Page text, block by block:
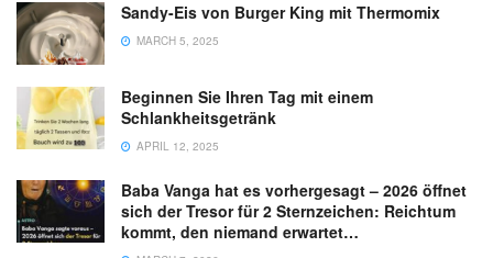
Sandy-Eis von Burger King mit Thermomix
MARCH 5, 2025
Beginnen Sie Ihren Tag mit einem
Schlankheitsgetränk
APRIL 12, 2025
Baba Vanga hat es vorhergesagt – 2026 öffnet
sich der Tresor für 2 Sternzeichen: Reichtum
kommt, den niemand erwartet…